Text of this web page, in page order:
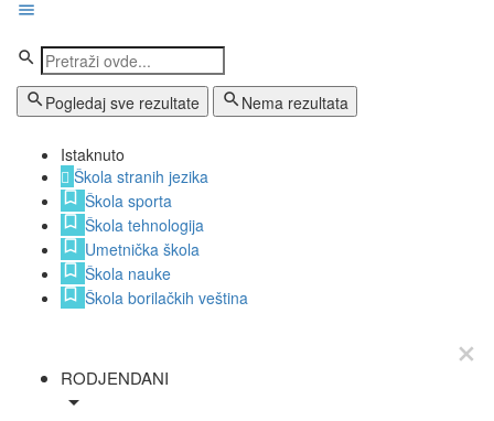
Pogledaj sve rezultate Nema rezultata
Istaknuto
Škola stranih jezika
Škola sporta
Škola tehnologija
Umetnička škola
Škola nauke
Škola borilačkih veština
RODJENDANI